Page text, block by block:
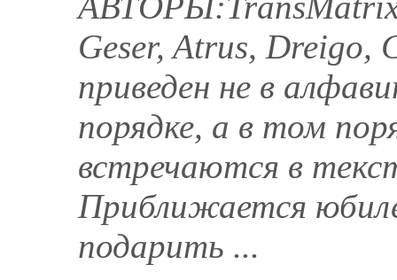
Geser, Atrus, Dreigo,
приведен не в
порядке, а в том
встречаются в
Приближается
подарить ...